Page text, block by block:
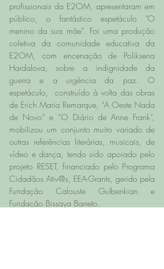
profissionais da E2OM, apresentaram em
público, o fantástico espetáculo "O
menino da sua mãe". Foi uma produção
coletiva da comunidade educativa da
E2OM, com encenação de Poliksena
Hardalova, sobre a indignidade da
guerra e a urgência da paz. O
espetáculo,  construído à volta das obras
de Erich Maria Remarque, “A Oeste Nada
de Novo” e “O Diário de Anne Frank”,
mobilizou um conjunto muito variado de
outras referências literárias, musicais, de
vídeo e dança, tendo sido apoiado pelo
projeto RESET, financiado pelo Programa
Cidadãos Ativ@s, EEA-Grants, gerido pela
Fundação Calouste Gulbenkian e
Fundação Bissaya Barreto.